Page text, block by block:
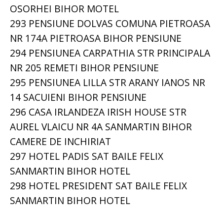
OSORHEI BIHOR MOTEL
293 PENSIUNE DOLVAS COMUNA PIETROASA
NR 174A PIETROASA BIHOR PENSIUNE
294 PENSIUNEA CARPATHIA STR PRINCIPALA
NR 205 REMETI BIHOR PENSIUNE
295 PENSIUNEA LILLA STR ARANY IANOS NR
14 SACUIENI BIHOR PENSIUNE
296 CASA IRLANDEZA IRISH HOUSE STR
AUREL VLAICU NR 4A SANMARTIN BIHOR
CAMERE DE INCHIRIAT
297 HOTEL PADIS SAT BAILE FELIX
SANMARTIN BIHOR HOTEL
298 HOTEL PRESIDENT SAT BAILE FELIX
SANMARTIN BIHOR HOTEL